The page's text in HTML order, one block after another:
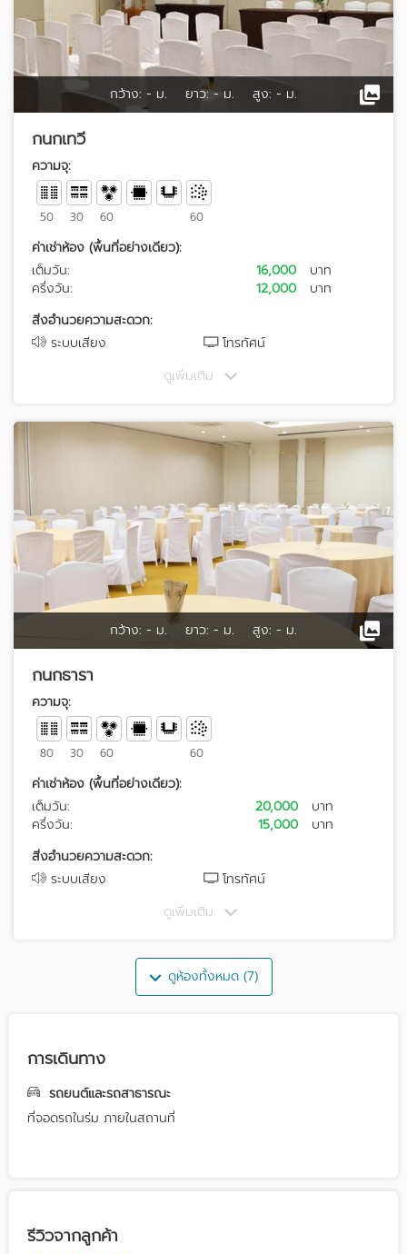
กว้าง: - ม. ยาว: - ม. สูง: - ม.
กนกเทวี
ความจุ:
50 30 60 60
ค่าเช่าห้อง (พื้นที่อย่างเดียว):
เต็มวัน:
16,000
บาท
ครึ่งวัน:
12,000
บาท
สิ่งอำนวยความสะดวก:
ระบบเสียง
โทรทัศน์
ดูเพิ่มเติม
กว้าง: - ม. ยาว: - ม. สูง: - ม.
กนกธารา
ความจุ:
80 30 60 60
ค่าเช่าห้อง (พื้นที่อย่างเดียว):
เต็มวัน:
20,000
บาท
ครึ่งวัน:
15,000
บาท
สิ่งอำนวยความสะดวก:
ระบบเสียง
โทรทัศน์
ดูเพิ่มเติม
ดูห้องทั้งหมด (7)
การเดินทาง
รถยนต์และรถสาธารณะ
ที่จอดรถในร่ม ภายในสถานที่
รีวิวจากลูกค้า